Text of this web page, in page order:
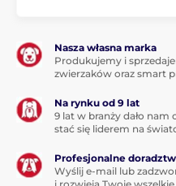
drożdże piwne, kolagen,
glukozaminy) 260 mg/kg,
cytrusy, rozmaryn,
oligosacharydy
fruktooligosacharydy 100
zielonogardły (źródło
mg/kg, suszone jagody
Nasza własna marka
Produkujemy i
zwierzaków oraz smart
Na rynku od 9 lat
9 lat w branży dało
stać się liderem na
Profesjonalne
Wyślij e-mail lub